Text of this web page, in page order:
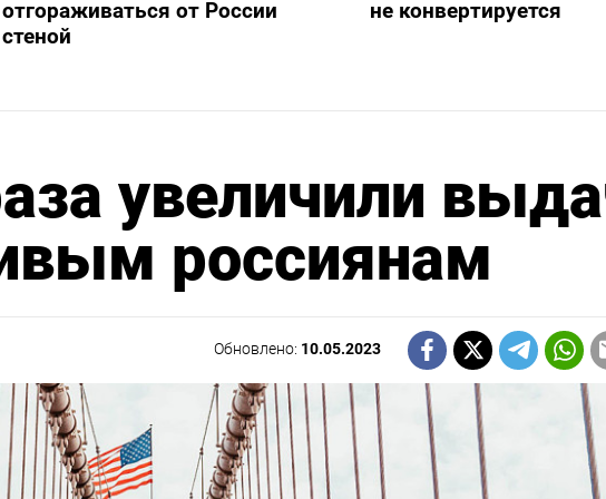
отгораживаться от России
стеной
не конвертируется
увеличили
россиянам
Обновлено: 10.05.2023